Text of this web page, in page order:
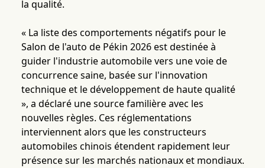
la qualité.
« La liste des comportements négatifs pour le
Salon de l'auto de Pékin 2026 est destinée à
guider l'industrie automobile vers une voie de
concurrence saine, basée sur l'innovation
technique et le développement de haute qualité
», a déclaré une source familière avec les
nouvelles règles. Ces réglementations
interviennent alors que les constructeurs
automobiles chinois étendent rapidement leur
présence sur les marchés nationaux et mondiaux.